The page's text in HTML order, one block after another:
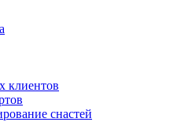
клиентов
снастей